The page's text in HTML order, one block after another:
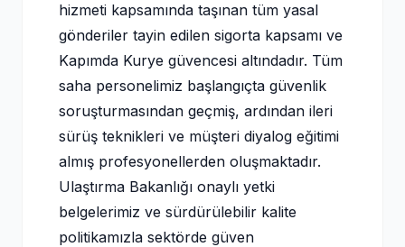
hizmeti kapsamında taşınan tüm yasal
gönderiler tayin edilen sigorta kapsamı ve
Kapımda Kurye güvencesi altındadır. Tüm
saha personelimiz başlangıçta güvenlik
soruşturmasından geçmiş, ardından ileri
sürüş teknikleri ve müşteri diyalog eğitimi
almış profesyonellerden oluşmaktadır.
Ulaştırma Bakanlığı onaylı yetki
belgelerimiz ve sürdürülebilir kalite
politikamızla sektörde güven